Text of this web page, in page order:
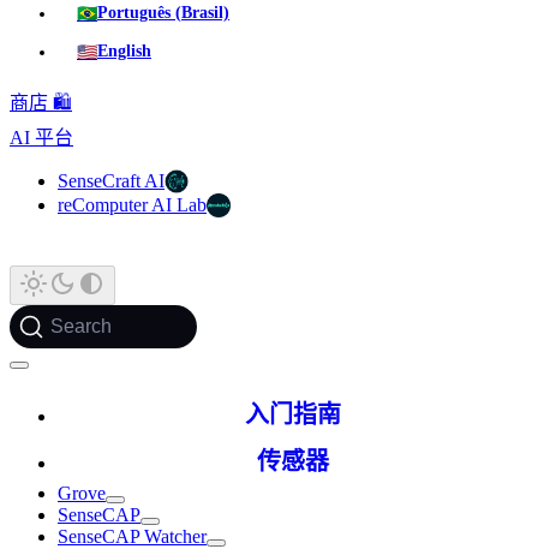
🇧🇷Português (Brasil)
🇺🇸English
商店 🛍️
AI 平台
SenseCraft AI
reComputer AI Lab
Search
入门指南
传感器
Grove
SenseCAP
SenseCAP Watcher